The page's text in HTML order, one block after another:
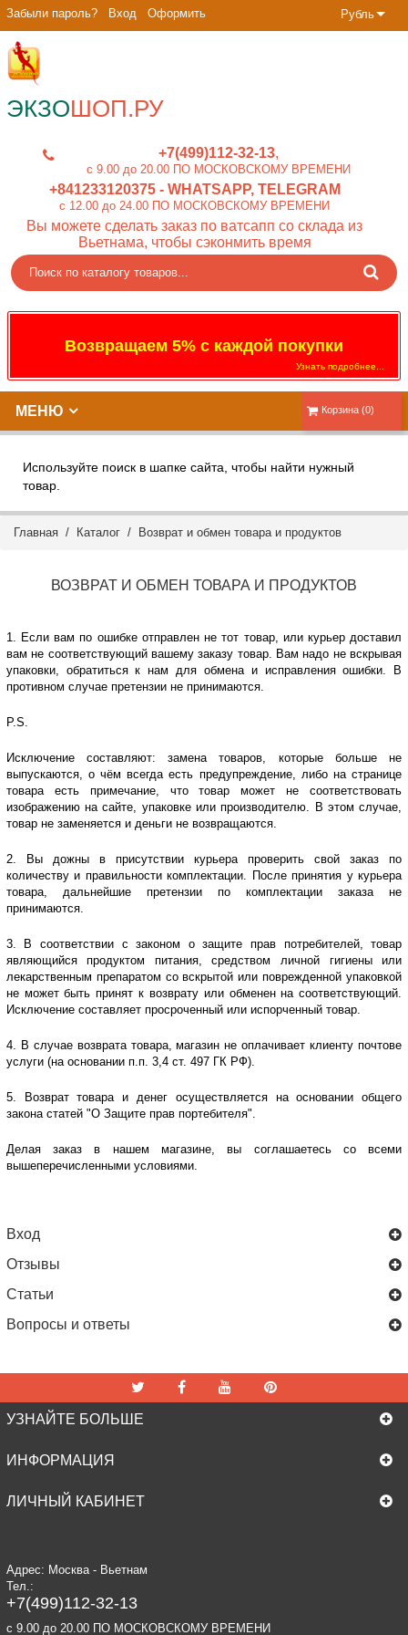
Рубль
Забыли пароль? Вход Оформить
ЭКЗОШОП.РУ
+7(499)112-32-13
c 9.00 до 20.00 ПО МОСКОВСКОМУ ВРЕМЕНИ
+841233120375- WHATSAPP, TELEGRAM
c 12.00 до 24.00 ПО МОСКОВСКОМУ ВРЕМЕНИ
Вы можете сделать заказ по ватсапп со склада из
Вьетнама, чтобы сэконмить время
Возвращаем 5% с каждой покупки
Узнать подробнее...
Корзина (0)
МЕНЮ
Используйте поиск в шапке сайта, чтобы найти нужный
товар.
Главная / Каталог / Возврат и обмен товара и продуктов
ВОЗВРАТ И ОБМЕН ТОВАРА И ПРОДУКТОВ
1. Если вам по ошибке отправлен не тот товар, или курьер доставил
вам не соответствующий вашему заказу товар. Вам надо не вскрывая
упаковки, обратиться к нам для обмена и исправления ошибки. В
противном случае претензии не принимаются.
P.S.
Исключение составляют: замена товаров, которые больше не
выпускаются, о чём всегда есть предупреждение, либо на странице
товара есть примечание, что товар может не соответствовать
изображению на сайте, упаковке или производителю. В этом случае,
товар не заменяется и деньги не возвращаются.
2. Вы дожны в присутствии курьера проверить свой заказ по
количеству и правильности комплектации. После принятия у курьера
товара, дальнейшие претензии по комплектации заказа не
принимаются.
3. В соответствии с законом о защите прав потребителей, товар
являющийся продуктом питания, средством личной гигиены или
лекарственным препаратом со вскрытой или поврежденной упаковкой
не может быть принят к возврату или обменен на соответствующий.
Исключение составляет просроченный или испорченный товар.
4. В случае возврата товара, магазин не оплачивает клиенту почтове
услуги (на основании п.п. 3,4 ст. 497 ГК РФ).
5. Возврат товара и денег осуществляется на основании общего
закона статей "О Защите прав портебителя".
Делая заказ в нашем магазине, вы соглашаетесь со всеми
вышеперечисленными условиями.
Вход
Отзывы
Статьи
Вопросы и ответы
УЗНАЙТЕ БОЛЬШЕ
ИНФОРМАЦИЯ
ЛИЧНЫЙ КАБИНЕТ
Адрес: Москва - Вьетнам
Тел.:
+7(499)112-32-13
c 9.00 до 20.00 ПО МОСКОВСКОМУ ВРЕМЕНИ